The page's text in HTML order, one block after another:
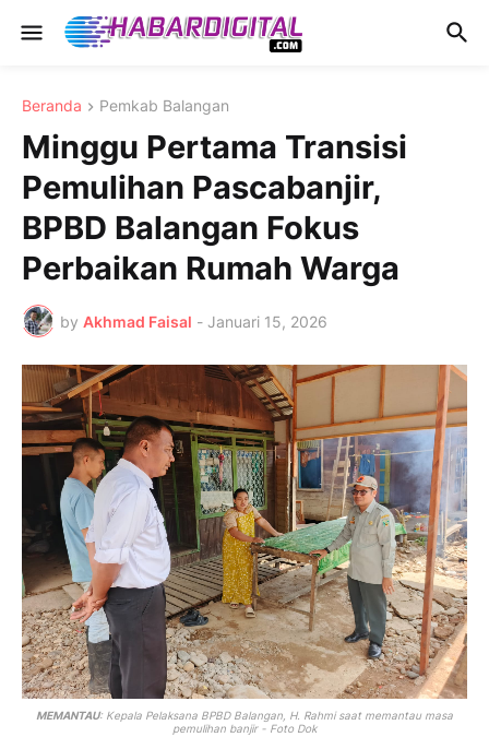
Beranda Pemkab Balangan
Minggu Pertama Transisi
Pemulihan Pascabanjir,
BPBD Balangan Fokus
Perbaikan Rumah Warga
by Akhmad Faisal - Januari 15, 2026
MEMANTAU: Kepala Pelaksana BPBD Balangan, H. Rahmi saat memantau masa
pemulihan banjir - Foto Dok